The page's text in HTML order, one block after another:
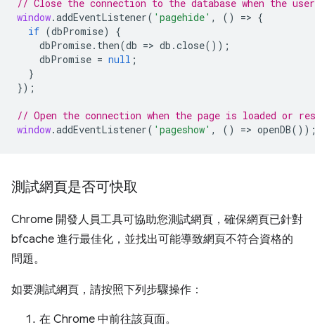
// Close the connection to the database when the
window.addEventListener( 'pagehide' , () => {
if (dbPromise)
{
dbPromise. then(db => db .close());
dbPromise = null ;
}
});
// Open the connection when the page is loaded or
window.addEventListener( 'pageshow' , () => openDB
測試網頁是否可快取
Chrome 開發人員工具可協助您測試網頁，確保網頁已針對
bfcache 進行最佳化，並找出可能導致網頁不符合資格的
問題。
如要測試網頁，請按照下列步驟操作：
在 Chrome 中前往該頁面。